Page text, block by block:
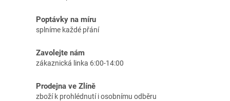
Poptávky na míru
splníme každé přání
Zavolejte nám
zákaznická linka 6:00-14:00
Prodejna ve Zlíně
zboží k prohlédnutí i osobnímu odběru